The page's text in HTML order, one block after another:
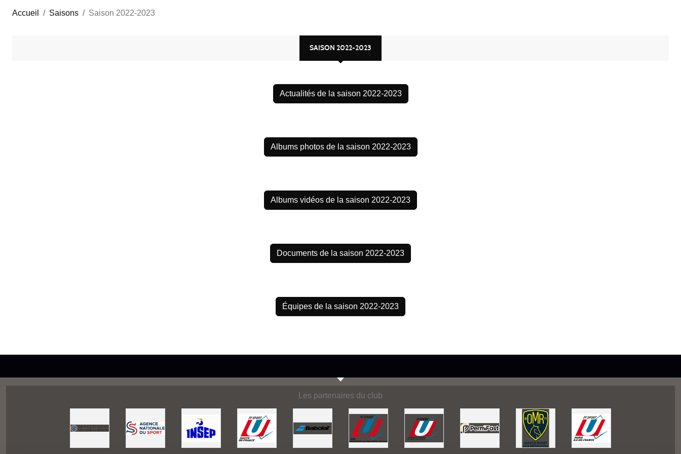
Accueil Saisons Saison 2022-2023
SAISON 2022-2023
Actualités de la saison 2022-2023
Albums photos de la saison 2022-2023
Albums vidéos de la saison 2022-2023
Documents de la saison 2022-2023
Équipes de la saison 2022-2023
Les partenaires du club